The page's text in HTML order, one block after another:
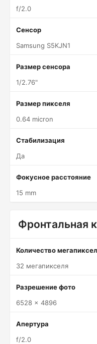
f/2.0
Сенсор
Samsung S5KJN1
Размер сенсора
1/2.76"
Размер пикселя
0.64 micron
Стабилизация
Да
Фокусное расстояние
15 mm
Фронтальная
Количество
32 мегапикселя
Разрешение фото
6528 x 4896
Апертура
f/2.0